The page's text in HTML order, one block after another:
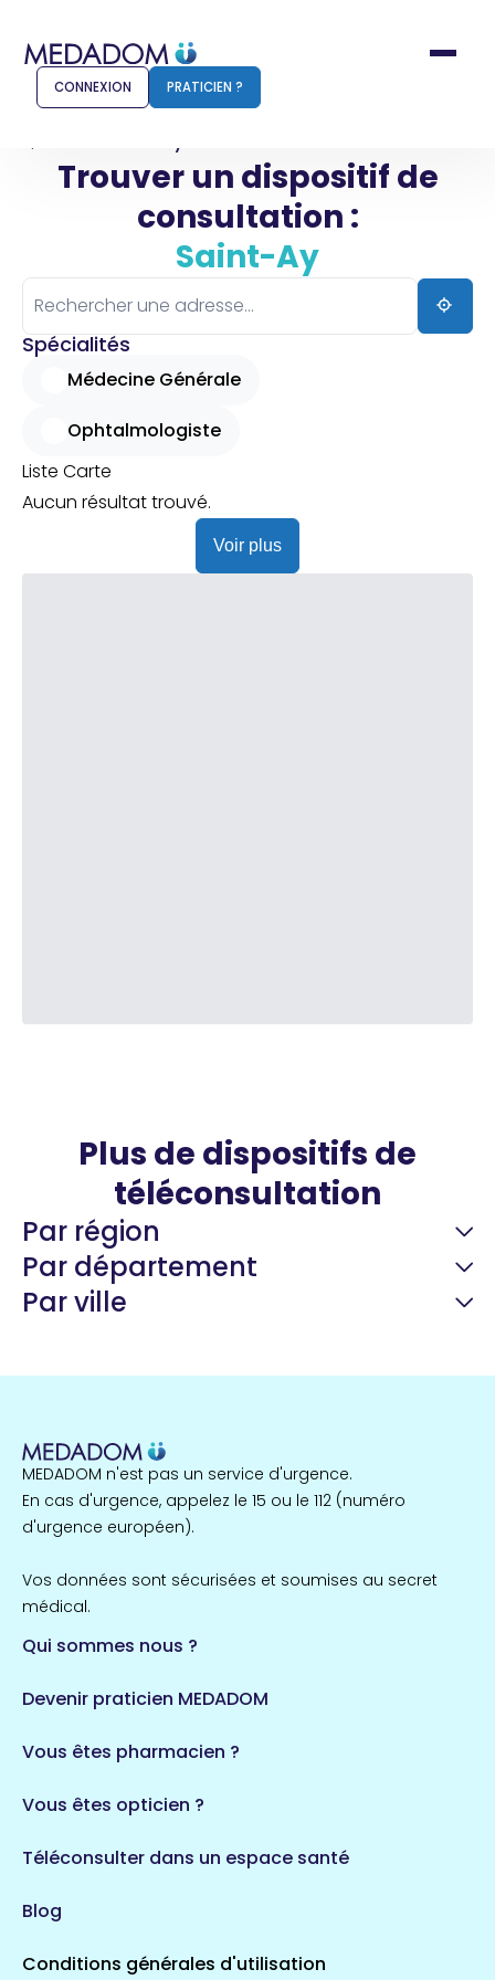
Comment ça marche ?
Pharmacien
Connexion
Praticien ?
CONNEXION PRATICIEN ?
Saint-Ay
Trouver un dispositif de
consultation :
Saint-Ay
Spécialités
Médecine Générale
Ophtalmologiste
Liste Carte
Aucun résultat trouvé.
Voir plus
Plus de dispositifs de
téléconsultation
Par région
Île-de-France
857 espaces de santé
124 espaces de santé
Auvergne-Rhône-Alpes
720 espaces de santé
Par département
Côtes-d'Armor
Maine-et-Loire
Loiret
Par ville
1 espaces de santé
1 espaces de santé
MEDADOM n'est pas un service d'urgence.
En cas d'urgence, appelez le 15 ou le 112 (numéro
d'urgence européen).
Vos données sont sécurisées et soumises au secret
médical.
Qui sommes nous ?
Devenir praticien MEDADOM
Vous êtes pharmacien ?
Vous êtes opticien ?
Téléconsulter dans un espace santé
Blog
Conditions générales d'utilisation